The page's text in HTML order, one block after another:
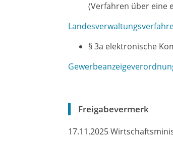
(Verfahren über eine
§ 3a elektronische
Freigabevermerk
17.11.2025